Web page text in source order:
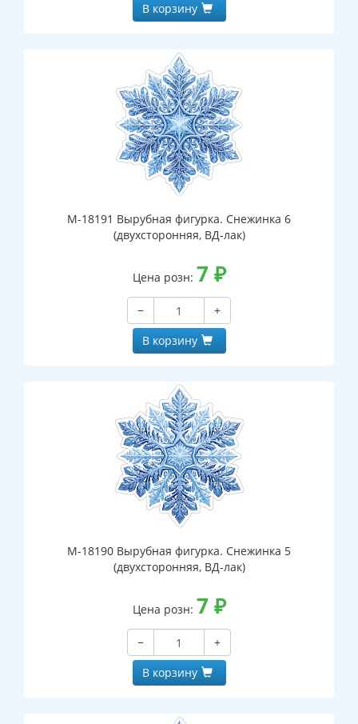
В корзину
М-18191 Вырубная фигурка. Снежинка 6
(двухсторонняя, ВД-лак)
Цена розн: 7 ₽
−
+
В корзину
М-18190 Вырубная фигурка. Снежинка 5
(двухсторонняя, ВД-лак)
Цена розн: 7 ₽
−
+
В корзину